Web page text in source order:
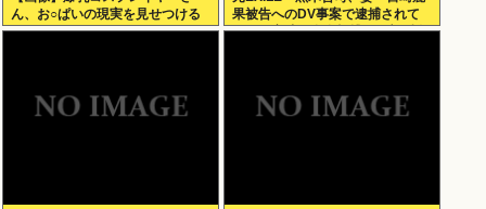
ん、お○ぱいの現実を見せつける
ｗｗｗ
果被告へのDV事案で逮捕されて
いた 宮崎は全身打撲、頭部裂傷